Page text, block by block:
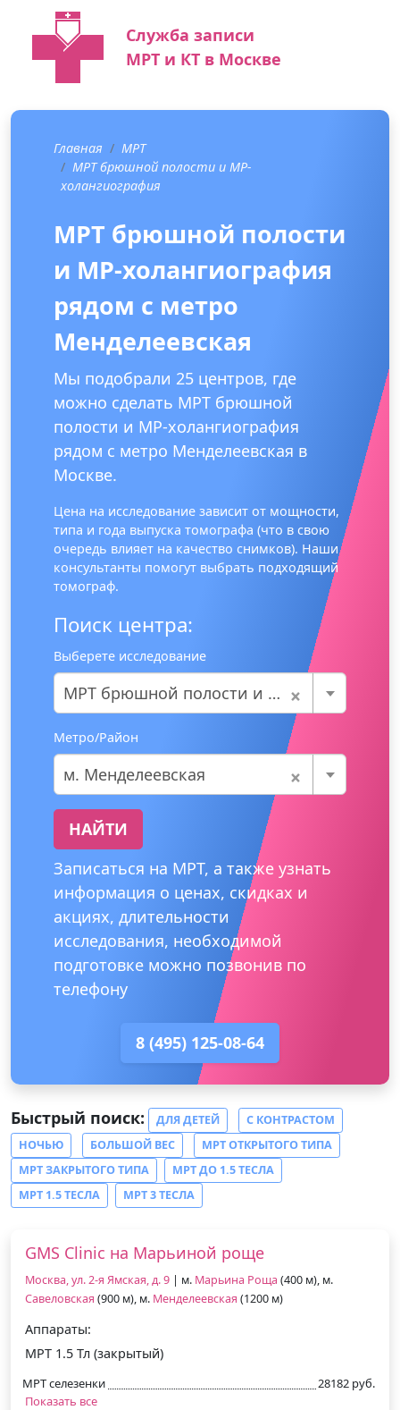
Служба записи
МРТ и КТ в Москве
Главная
МРТ
МРТ брюшной полости и МР-
холангиография
МРТ брюшной полости
и МР-холангиография
рядом с метро
Менделеевская
Мы подобрали 25 центров, где
можно сделать МРТ брюшной
полости и МР-холангиография
рядом с метро Менделеевская в
Москве.
Цена на исследование зависит от мощности,
типа и года выпуска томографа (что в свою
очередь влияет на качество снимков). Наши
консультанты помогут выбрать подходящий
томограф.
Поиск центра:
Выберете исследование
×
МРТ брюшной полости и МР-холангиография
Метро/Район
×
м. Менделеевская
НАЙТИ
Записаться на МРТ, а также узнать
информация о ценах, скидках и
акциях, длительности
исследования, необходимой
подготовке можно позвонив по
телефону
8 (495) 125-08-64
Быстрый поиск: ДЛЯ ДЕТЕЙ
С КОНТРАСТОМ
НОЧЬЮ
БОЛЬШОЙ ВЕС
МРТ ОТКРЫТОГО ТИПА
МРТ ЗАКРЫТОГО ТИПА
МРТ ДО 1.5 ТЕСЛА
МРТ 1.5 ТЕСЛА
МРТ 3 ТЕСЛА
GMS Clinic на Марьиной роще
Москва, ул. 2-я Ямская, д. 9 | м. Марьина Роща (400 м), м.
Савеловская (900 м), м. Менделеевская (1200 м)
Аппараты:
МРТ 1.5 Тл (закрытый)
МРТ селезенки
28182 руб.
Показать все